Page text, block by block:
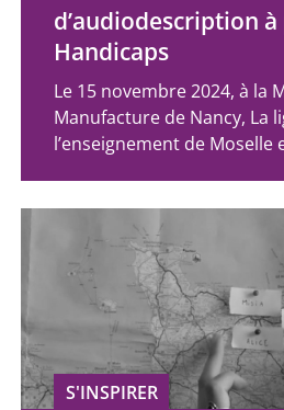
d’audiodescription
Handicaps
Le 15 novembre 2024, à la
Manufacture de Nancy, La
l’enseignement de Moselle
S'INSPIRER